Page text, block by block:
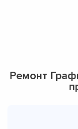
Ремонт